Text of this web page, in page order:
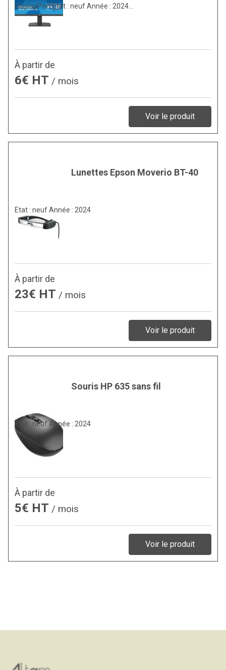
DisplayPort Etat : neuf Année : 2024…
À partir de
6€ HT / mois
Voir le produit
Lunettes Epson Moverio BT-40
Etat : neuf Année : 2024
À partir de
23€ HT / mois
Voir le produit
Souris HP 635 sans fil
Etat : neuf Année : 2024
À partir de
5€ HT / mois
Voir le produit